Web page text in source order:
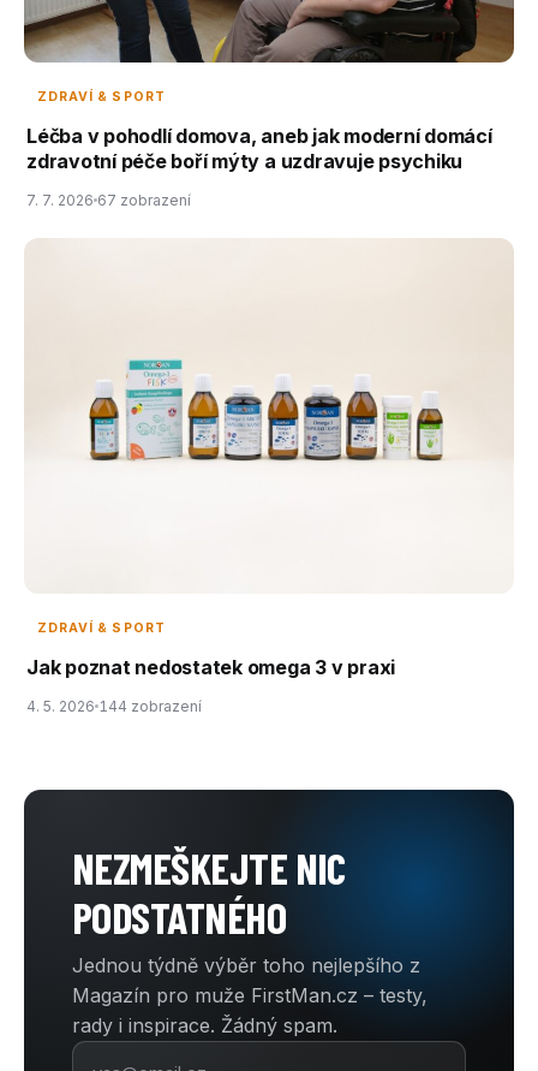
ZDRAVÍ & SPORT
Léčba v pohodlí domova, aneb jak moderní domácí
zdravotní péče boří mýty a uzdravuje psychiku
7. 7. 2026 67 zobrazení
ZDRAVÍ & SPORT
Jak poznat nedostatek omega 3 v praxi
4. 5. 2026 144 zobrazení
NEZMEŠKEJTE NIC
PODSTATNÉHO
Jednou týdně výběr toho nejlepšího z
Magazín pro muže FirstMan.cz – testy,
rady i inspirace. Žádný spam.